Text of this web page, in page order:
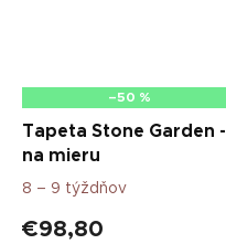
–50 %
Tapeta Stone Garden -
na mieru
8 – 9 týždňov
€98,80